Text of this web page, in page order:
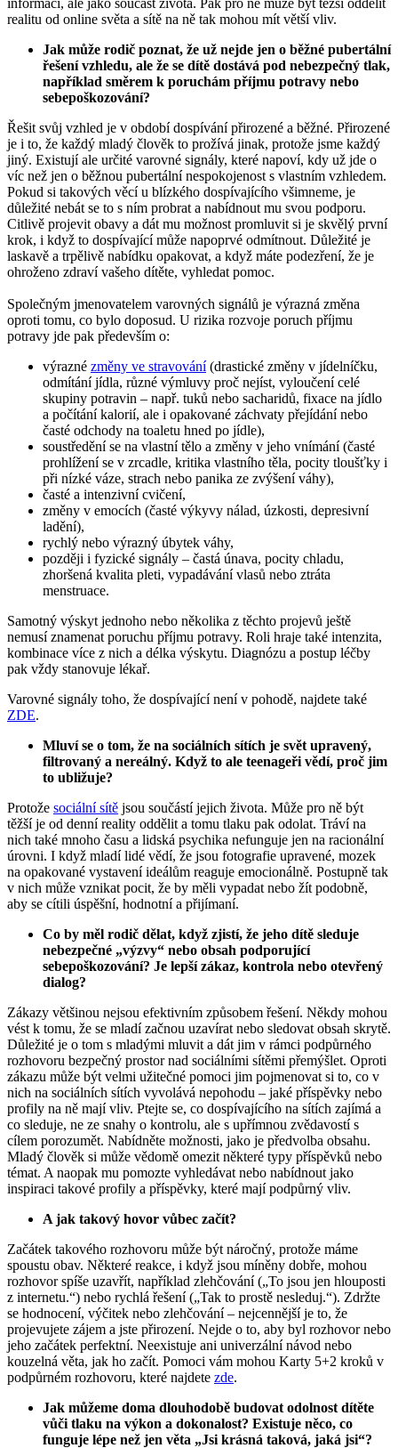
realitu od online světa a sítě na ně tak mohou mít větší vliv.
Jak může rodič poznat, že už nejde jen o běžné pubertální
řešení vzhledu, ale že se dítě dostává pod nebezpečný tlak,
například směrem k poruchám příjmu potravy nebo
sebepoškozování?
Řešit svůj vzhled je v období dospívání přirozené a běžné. Přirozené
je i to, že každý mladý člověk to prožívá jinak, protože jsme každý
jiný. Existují ale určité varovné signály, které napoví, kdy už jde o
víc než jen o běžnou pubertální nespokojenost s vlastním vzhledem.
Pokud si takových věcí u blízkého dospívajícího všimneme, je
důležité nebát se to s ním probrat a nabídnout mu svou podporu.
Citlivě projevit obavy a dát mu možnost promluvit si je skvělý první
krok, i když to dospívající může napoprvé odmítnout. Důležité je
laskavě a trpělivě nabídku opakovat, a když máte podezření, že je
ohroženo zdraví vašeho dítěte, vyhledat pomoc.
Společným jmenovatelem varovných signálů je výrazná změna
oproti tomu, co bylo doposud. U rizika rozvoje poruch příjmu
potravy jde pak především o:
výrazné změny ve stravování(drastické změny v jídelníčku,
odmítání jídla, různé výmluvy proč nejíst, vyloučení celé
skupiny potravin – např. tuků nebo sacharidů, fixace na jídlo
a počítání kalorií, ale i opakované záchvaty přejídání nebo
časté odchody na toaletu hned po jídle),
soustředění se na vlastní tělo a změny v jeho vnímání (časté
prohlížení se v zrcadle, kritika vlastního těla, pocity tloušťky i
při nízké váze, strach nebo panika ze zvýšení váhy),
časté a intenzivní cvičení,
změny v emocích (časté výkyvy nálad, úzkosti, depresivní
ladění),
rychlý nebo výrazný úbytek váhy,
později i fyzické signály – častá únava, pocity chladu,
zhoršená kvalita pleti, vypadávání vlasů nebo ztráta
menstruace.
Samotný výskyt jednoho nebo několika z těchto projevů ještě
nemusí znamenat poruchu příjmu potravy. Roli hraje také intenzita,
kombinace více z nich a délka výskytu. Diagnózu a postup léčby
pak vždy stanovuje lékař.
Varovné signály toho, že dospívající není v pohodě, najdete také
ZDE.
Mluví se o tom, že na sociálních sítích je svět upravený,
filtrovaný a nereálný. Když to ale teenageři vědí, proč jim
to ubližuje?
Protože sociální sítě jsou součástí jejich života. Může pro ně být
těžší je od denní reality oddělit a tomu tlaku pak odolat. Tráví na
nich také mnoho času a lidská psychika nefunguje jen na racionální
úrovni. I když mladí lidé vědí, že jsou fotografie upravené, mozek
na opakované vystavení ideálům reaguje emocionálně. Postupně tak
v nich může vznikat pocit, že by měli vypadat nebo žít podobně,
aby se cítili úspěšní, hodnotní a přijímaní.
Co by měl rodič dělat, když zjistí, že jeho dítě sleduje
nebezpečné „výzvy“ nebo obsah podporující
sebepoškozování? Je lepší zákaz, kontrola nebo otevřený
dialog?
Zákazy většinou nejsou efektivním způsobem řešení. Někdy mohou
vést k tomu, že se mladí začnou uzavírat nebo sledovat obsah skrytě.
Důležité je o tom s mladými mluvit a dát jim v rámci podpůrného
rozhovoru bezpečný prostor nad sociálními sítěmi přemýšlet. Oproti
zákazu může být velmi užitečné pomoci jim pojmenovat si to, co v
nich na sociálních sítích vyvolává nepohodu – jaké příspěvky nebo
profily na ně mají vliv. Ptejte se, co dospívajícího na sítích zajímá a
co sleduje, ne ze snahy o kontrolu, ale s upřímnou zvědavostí s
cílem porozumět. Nabídněte možnosti, jako je předvolba obsahu.
Mladý člověk si může vědomě omezit některé typy příspěvků nebo
témat. A naopak mu pomozte vyhledávat nebo nabídnout jako
inspiraci takové profily a příspěvky, které mají podpůrný vliv.
A jak takový hovor vůbec začít?
Začátek takového rozhovoru může být náročný, protože máme
spoustu obav. Některé reakce, i když jsou míněny dobře, mohou
rozhovor spíše uzavřít, například zlehčování („To jsou jen hlouposti
z internetu.“) nebo rychlá řešení („Tak to prostě nesleduj.“). Zdržte
se hodnocení, výčitek nebo zlehčování – nejcennější je to, že
projevujete zájem a jste přirození. Nejde o to, aby byl rozhovor nebo
jeho začátek perfektní. Neexistuje ani univerzální návod nebo
kouzelná věta, jak ho začít. Pomoci vám mohou Karty 5+2 kroků v
podpůrném rozhovoru, které najdete zde.
Jak můžeme doma dlouhodobě budovat odolnost dítěte
vůči tlaku na výkon a dokonalost? Existuje něco, co
funguje lépe než jen věta „Jsi krásná taková, jaká jsi“?